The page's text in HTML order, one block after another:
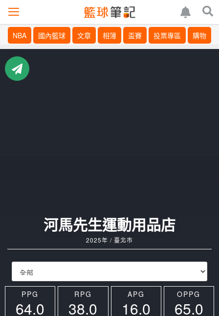
NBA 國內籃球 文章 相簿 盃賽 投票專區 購物
河馬先生運動用品店
2025年 / 臺北市
PPG
64.0
RPG
38.0
APG
16.0
OPPG
65.0